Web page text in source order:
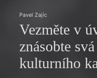
Esejistika
Recenze a reflexe
Reportáže
Rozhovory
Mauzoleum
Divadlo
Historie kolonialismu
Dokument
Výroční ceny
Pavel Zajíc
Vezměte v
znásobte
kulturního